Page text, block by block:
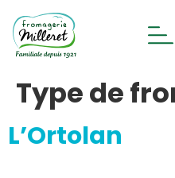
Type de
L’Ortolan